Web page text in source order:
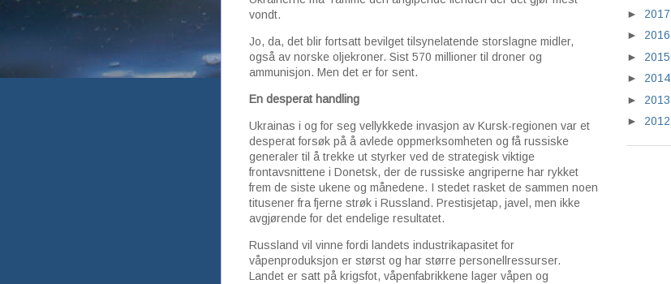
vondt.
Jo, da, det blir fortsatt bevilget tilsynelatende storslagne midler,
også av norske oljekroner. Sist 570 millioner til droner og
ammunisjon. Men det er for sent.
En desperat handling
Ukrainas i og for seg vellykkede invasjon av Kursk-regionen var et
desperat forsøk på å avlede oppmerksomheten og få russiske
generaler til å trekke ut styrker ved de strategisk viktige
frontavsnittene i Donetsk, der de russiske angriperne har rykket
frem de siste ukene og månedene. I stedet rasket de sammen noen
titusener fra fjerne strøk i Russland. Prestisjetap, javel, men ikke
avgjørende for det endelige resultatet.
Russland vil vinne fordi landets industrikapasitet for
våpenproduksjon er størst og har større personellressurser.
Landet er satt på krigsfot, våpenfabrikkene lager våpen og
► 2017
► 2016
► 2015
► 2014
► 2013
► 2012